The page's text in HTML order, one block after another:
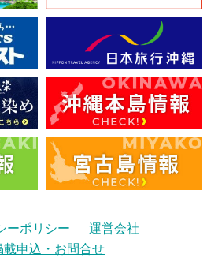
ーポリシー
運営会社
載申込・お問合せ